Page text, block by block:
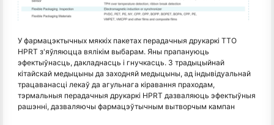
У фармацэктычных мяккіх пакетах перадачныя друкаркі TTO
HPRT з'яўляюцца вялікім выбарам. Яны прапануюць
эфектыўнасць, дакладнасць і гнучкасць. З традыцыйнай
кітайскай медыцыны да заходняй медыцыны, ад індывідуальнай
трацаванасці лекаў да агульнага кіравання праходам,
тэрмальныя перадачныя друкаркі HPRT дазваляюць эфектыўныя
рашэнні, дазваляючы фармацэўтычным вытворчым кампан